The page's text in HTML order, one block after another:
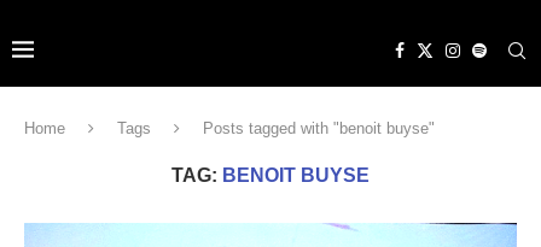
Home Tags Posts tagged with "benoit buyse"
TAG: BENOIT BUYSE